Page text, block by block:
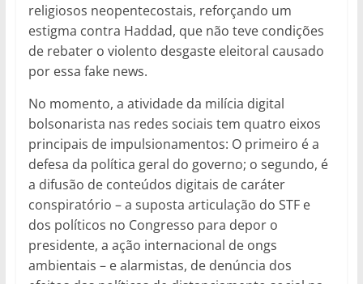
religiosos neopentecostais, reforçando um
estigma contra Haddad, que não teve condições
de rebater o violento desgaste eleitoral causado
por essa fake news.
No momento, a atividade da milícia digital
bolsonarista nas redes sociais tem quatro eixos
principais de impulsionamentos: O primeiro é a
defesa da política geral do governo; o segundo, é
a difusão de conteúdos digitais de caráter
conspiratório – a suposta articulação do STF e
dos políticos no Congresso para depor o
presidente, a ação internacional de ongs
ambientais – e alarmistas, de denúncia dos